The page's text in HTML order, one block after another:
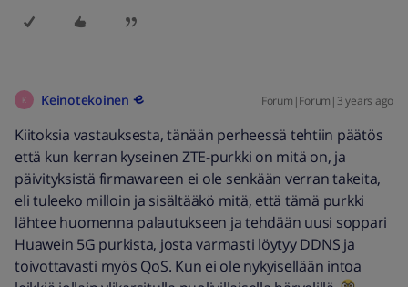
K Keinotekoinen Forum|Forum|3 years ago
Kiitoksia vastauksesta, tänään perheessä tehtiin päätös
että kun kerran kyseinen ZTE-purkki on mitä on, ja
päivityksistä firmawareen ei ole senkään verran takeita,
eli tuleeko milloin ja sisältääkö mitä, että tämä purkki
lähtee huomenna palautukseen ja tehdään uusi soppari
Huawein 5G purkista, josta varmasti löytyy DDNS ja
toivottavasti myös QoS. Kun ei ole nykyisellään intoa